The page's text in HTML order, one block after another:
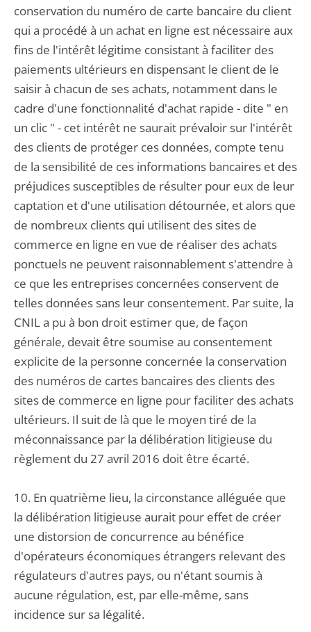
conservation du numéro de carte bancaire du client
qui a procédé à un achat en ligne est nécessaire aux
fins de l'intérêt légitime consistant à faciliter des
paiements ultérieurs en dispensant le client de le
saisir à chacun de ses achats, notamment dans le
cadre d'une fonctionnalité d'achat rapide - dite " en
un clic " - cet intérêt ne saurait prévaloir sur l'intérêt
des clients de protéger ces données, compte tenu
de la sensibilité de ces informations bancaires et des
préjudices susceptibles de résulter pour eux de leur
captation et d'une utilisation détournée, et alors que
de nombreux clients qui utilisent des sites de
commerce en ligne en vue de réaliser des achats
ponctuels ne peuvent raisonnablement s'attendre à
ce que les entreprises concernées conservent de
telles données sans leur consentement. Par suite, la
CNIL a pu à bon droit estimer que, de façon
générale, devait être soumise au consentement
explicite de la personne concernée la conservation
des numéros de cartes bancaires des clients des
sites de commerce en ligne pour faciliter des achats
ultérieurs. Il suit de là que le moyen tiré de la
méconnaissance par la délibération litigieuse du
règlement du 27 avril 2016 doit être écarté.
10. En quatrième lieu, la circonstance alléguée que
la délibération litigieuse aurait pour effet de créer
une distorsion de concurrence au bénéfice
d'opérateurs économiques étrangers relevant des
régulateurs d'autres pays, ou n'étant soumis à
aucune régulation, est, par elle-même, sans
incidence sur sa légalité.